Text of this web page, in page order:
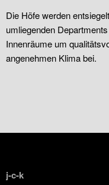
Die Höfe werden
umliegenden
Innenräume um
angenehmen Klima bei.
j-c-k